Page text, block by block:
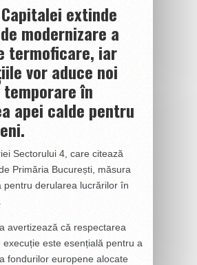
extinde
modernizare a
termoficare, iar
vor aduce noi
în
apei calde pentru
Sectorului 4, care citează
Primăria București, măsura
pentru derularea lucrărilor în
avertizează că respectarea
este esențială pentru a
fondurilor europene alocate